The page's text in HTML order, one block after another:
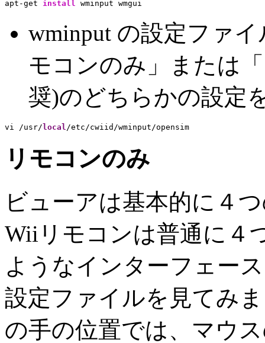
apt-get install wminput wmgui
wminput の設定ファ
モコンのみ」または
奨)のどちらかの設定
vi /usr/local /etc/cwiid/wminput/opensim
リモコンのみ
ビューアは基本的に４
Wiiリモコンは普通に４
ようなインターフェー
設定ファイルを見てみ
の手の位置では、マウ